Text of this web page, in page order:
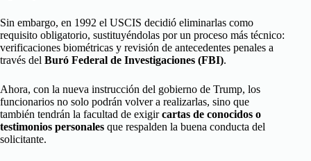
Sin embargo, en 1992 el USCIS decidió eliminarlas como
requisito obligatorio, sustituyéndolas por un proceso más técnico:
verificaciones biométricas y revisión de antecedentes penales a
través del Buró Federal de Investigaciones (FBI).
Ahora, con la nueva instrucción del gobierno de Trump, los
funcionarios no solo podrán volver a realizarlas, sino que
también tendrán la facultad de exigircartas de conocidos o
testimonios personales que respalden la buena conducta del
solicitante.